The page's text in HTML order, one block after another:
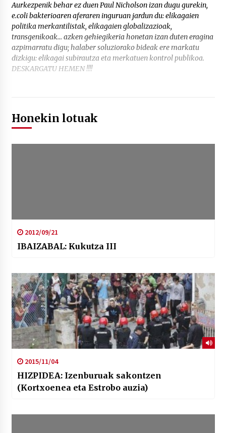
Aurkezpenik behar ez duen Paul Nicholson izan dugu gurekin,
e.coli bakterioaren aferaren inguruan jardun du: elikagaien
politika merkantilistak, elikagaien globalizazioak,
transgenikoak… azken gehiegikeria honetan izan duten eragina
azpimarratu digu; halaber soluziorako bideak ere markatu
dizkigu: elikagai subirautza eta merkatuen kontrol publikoa.
DESKARGATU HEMEN !!!!
Honekin lotuak
2012/09/21
IBAIZABAL: Kukutza III
2015/11/04
HIZPIDEA: Izenburuak sakontzen
(Kortxoenea eta Estrobo auzia)